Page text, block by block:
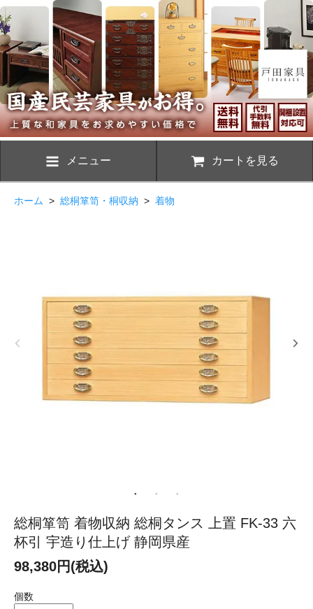
メニュー カートを見る
ホーム > 総桐箪笥・桐収納 > 着物
総桐箪笥 着物収納 総桐タンス 上置 FK-33 六
杯引 宇造り仕上げ 静岡県産
98,380円(税込)
個数